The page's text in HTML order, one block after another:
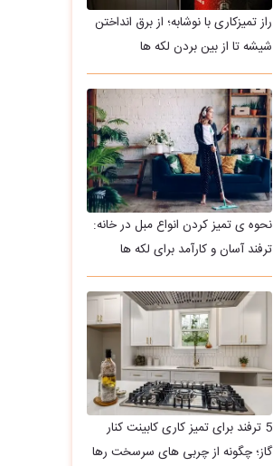
راز تمیزکاری با نوشابه؛ از برق انداختن
شیشه تا از بین بردن لکه ها
نحوه ی تمیز کردن انواع مبل در خانه:
ترفند آسان و کارآمد برای لکه ها
5 ترفند برای تمیز کاری کابینت کنار
گاز؛ چگونه از چربی های سرسخت رها